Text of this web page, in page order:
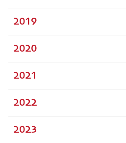
2019
2020
2021
2022
2023